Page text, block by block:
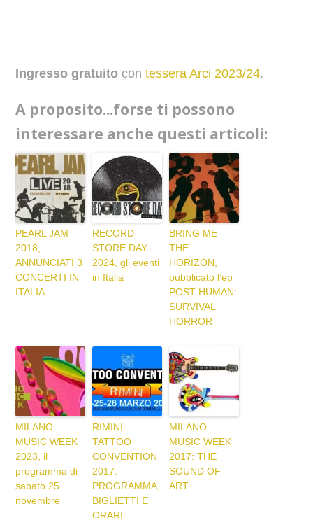
Ingresso gratuitocon tessera Arci 2023/24.
A proposito...forse ti possono
interessare anche questi articoli:
PEARL JAM
2018,
ANNUNCIATI 3
CONCERTI IN
ITALIA
RECORD
STORE DAY
2024, gli eventi
in Italia
BRING ME
THE
HORIZON,
pubblicato l’ep
POST HUMAN:
SURVIVAL
HORROR
MILANO
MUSIC WEEK
2023, il
programma di
sabato 25
novembre
RIMINI
TATTOO
CONVENTION
2017:
PROGRAMMA,
BIGLIETTI E
ORARI
MILANO
MUSIC WEEK
2017: THE
SOUND OF
ART